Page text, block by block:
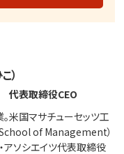
）
代表取締役CEO
米国マサチューセッツ工
of Management）
アソシエイツ代表取締役